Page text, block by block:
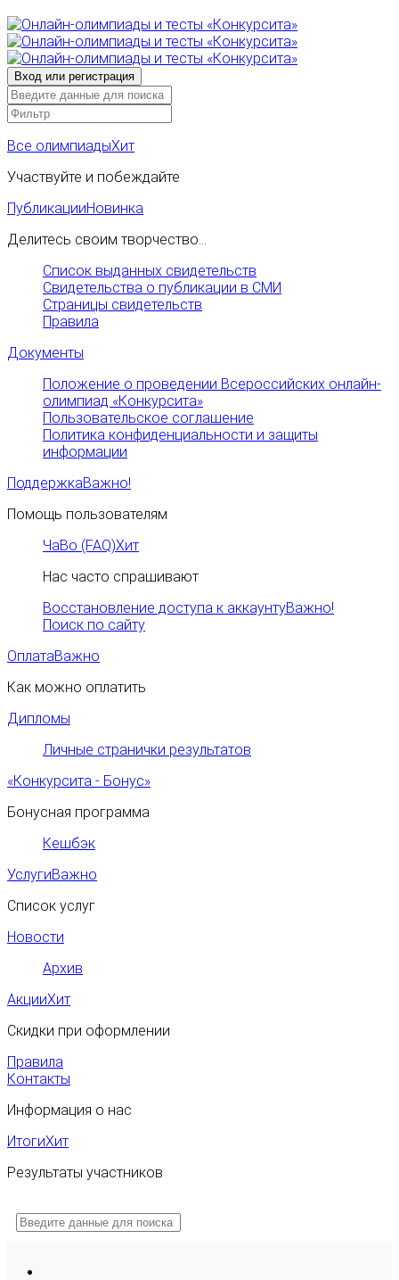
Все олимпиадыХит
Участвуйте и побеждайте
ПубликацииНовинка
Делитесь своим творчество...
Список выданных свидетельств
Свидетельства о публикации в СМИ
Страницы свидетельств
Правила
Документы
Положение о проведении Всероссийских онлайн-
олимпиад «Конкурсита»
Пользовательское соглашение
Политика конфиденциальности и защиты
информации
ПоддержкаВажно!
Помощь пользователям
ЧаВо (FAQ)Хит
Нас часто спрашивают
Восстановление доступа к аккаунтуВажно!
Поиск по сайту
ОплатаВажно
Как можно оплатить
Дипломы
Личные странички результатов
«Конкурсита - Бонус»
Бонусная программа
Кешбэк
УслугиВажно
Список услуг
Новости
Архив
АкцииХит
Скидки при оформлении
Правила
Контакты
Информация о нас
ИтогиХит
Результаты участников